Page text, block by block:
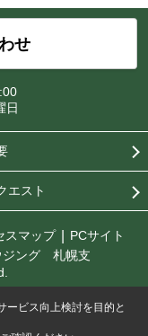
せ
日
エスト
スマップ
PCサイト
ジング 札幌支
ービス向上検討を目的と